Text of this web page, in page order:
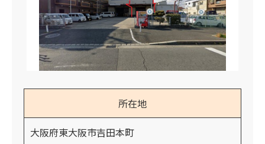
所在地
大阪府東大阪市吉田本町